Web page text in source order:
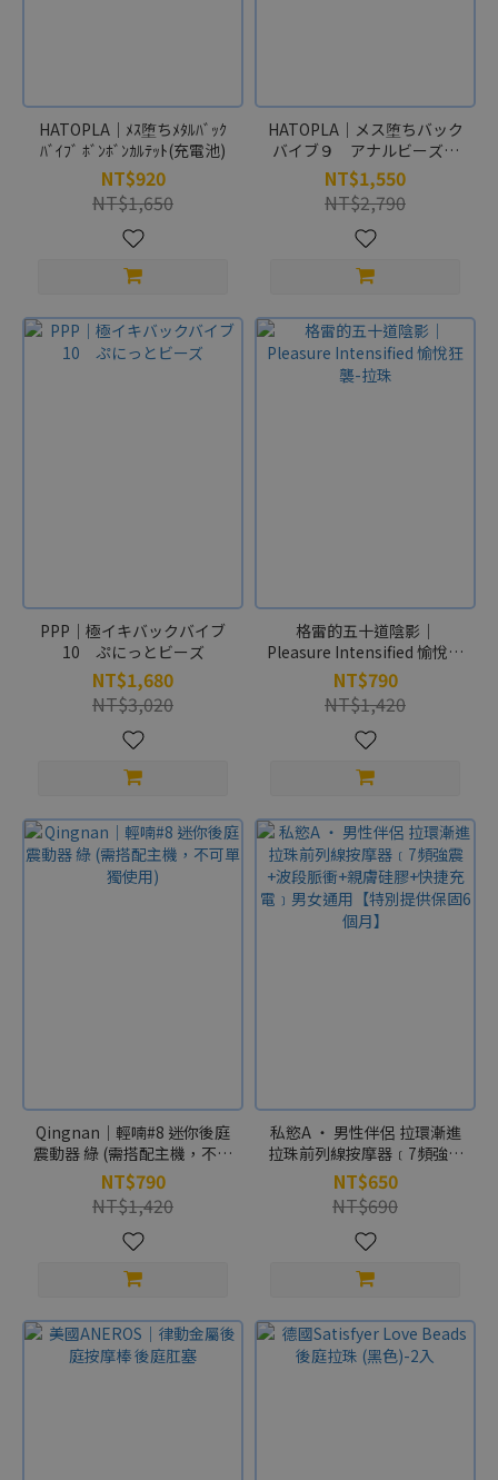
HATOPLA｜ﾒｽ堕ちﾒﾀﾙﾊﾞｯｸ
ﾊﾞｲﾌﾞ ﾎﾞﾝﾎﾞﾝｶﾙﾃｯﾄ(充電池)
NT$920
NT$1,650
HATOPLA｜メス堕ちバック
バイブ９ アナルビーズ
LOCK(充電池)
NT$1,550
NT$2,790
PPP｜極イキバックバイブ
10 ぷにっとビーズ
NT$1,680
NT$3,020
格雷的五十道陰影｜
Pleasure Intensified 愉悅狂
襲-拉珠
NT$790
NT$1,420
Qingnan｜輕喃#8 迷你後庭
震動器 綠 (需搭配主機，不可
單獨使用)
NT$790
NT$1,420
私慾A ‧ 男性伴侶 拉環漸進
拉珠前列線按摩器﹝7頻強震
+波段脈衝+親膚硅膠+快捷充
電﹞男女通用【特別提供保
固6個月】
NT$650
NT$690